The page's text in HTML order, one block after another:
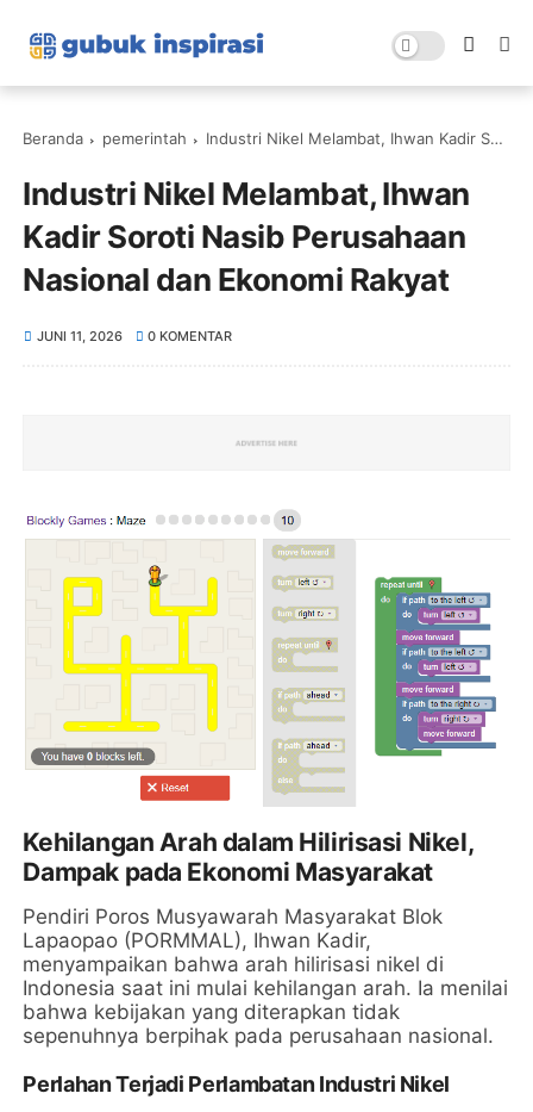
Beranda pemerintah Industri Nikel Melambat, Ihwan Kadir Soroti Nasib Perusahaan Nasional dan Ekonomi Rakyat
Industri Nikel Melambat, Ihwan
Kadir Soroti Nasib Perusahaan
Nasional dan Ekonomi Rakyat
JUNI 11, 2026 0 KOMENTAR
Kehilangan Arah dalam Hilirisasi Nikel,
Dampak pada Ekonomi Masyarakat
Pendiri Poros Musyawarah Masyarakat Blok
Lapaopao (PORMMAL), Ihwan Kadir,
menyampaikan bahwa arah hilirisasi nikel di
Indonesia saat ini mulai kehilangan arah. Ia menilai
bahwa kebijakan yang diterapkan tidak
sepenuhnya berpihak pada perusahaan nasional.
Perlahan Terjadi Perlambatan Industri Nikel